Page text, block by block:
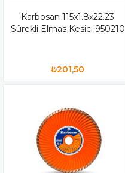
Karbosan 115x1.8x22.23
Sürekli Elmas Kesici 950210
₺201,50